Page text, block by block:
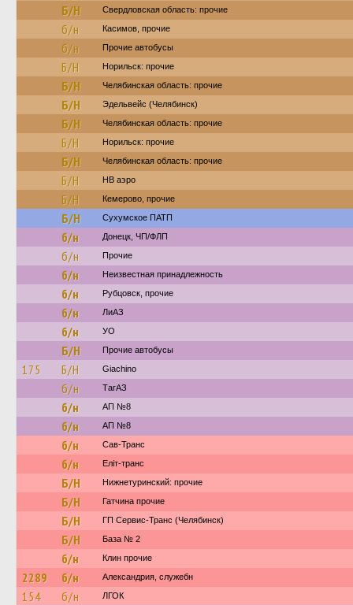
Б/Н Свердловская область: прочие
б/н Касимов, прочие
б/н Прочие автобусы
Б/Н Норильск: прочие
Б/Н Челябинская область: прочие
Б/Н Эдельвейс (Челябинск)
Б/Н Челябинская область: прочие
Б/Н Норильск: прочие
Б/Н Челябинская область: прочие
Б/Н НВ аэро
Б/Н Кемерово, прочие
Б/Н Сухумское ПАТП
б/н Донецк, ЧП/ФЛП
б/н Прочие
б/н Неизвестная принадлежность
б/н Рубцовск, прочие
б/н ЛиАЗ
б/н УО
Б/Н Прочие автобусы
175 Б/Н Giachino
б/н ТагАЗ
б/н АП №8
б/н АП №8
б/н Сав-Транс
б/н Еліт-транс
Б/Н Нижнетуринский: прочие
Б/Н Гатчина прочие
Б/Н ГП Сервис-Транс (Челябинск)
Б/Н База № 2
б/н Клин прочие
2289 б/н Александрия, служебн
154 б/н ЛГОК